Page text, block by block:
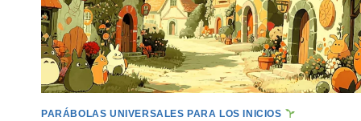
PARÁBOLAS UNIVERSALES PARA LOS INICIOS